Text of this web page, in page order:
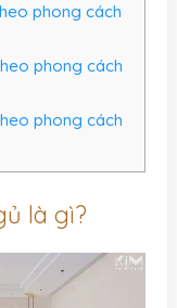
phong cách
phong cách
phong cách
là gì?